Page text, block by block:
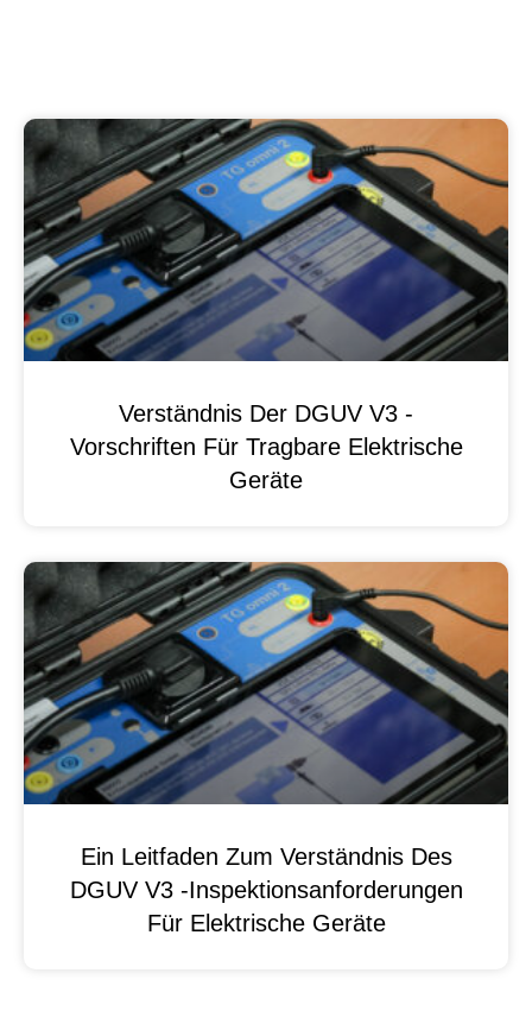
Verständnis Der DGUV V3 -
Vorschriften Für Tragbare Elektrische
Geräte
Ein Leitfaden Zum Verständnis Des
DGUV V3 -Inspektionsanforderungen
Für Elektrische Geräte